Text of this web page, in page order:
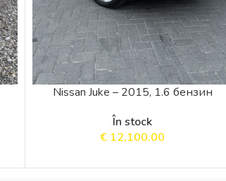
Nissan Juke – 2015, 1.6 бензин
În stock
€ 12,100.00